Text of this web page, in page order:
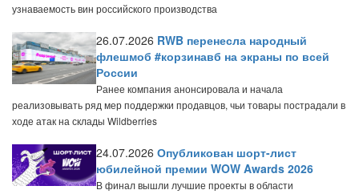
узнаваемость вин российского производства
26.07.2026 RWB перенесла народный
флешмоб #корзинавб на экраны по всей
России
Ранее компания анонсировала и начала
реализовывать ряд мер поддержки продавцов, чьи товары пострадали в
ходе атак на склады Wildberries
24.07.2026 Опубликован шорт-лист
юбилейной премии WOW Awards 2026
В финал вышли лучшие проекты в области